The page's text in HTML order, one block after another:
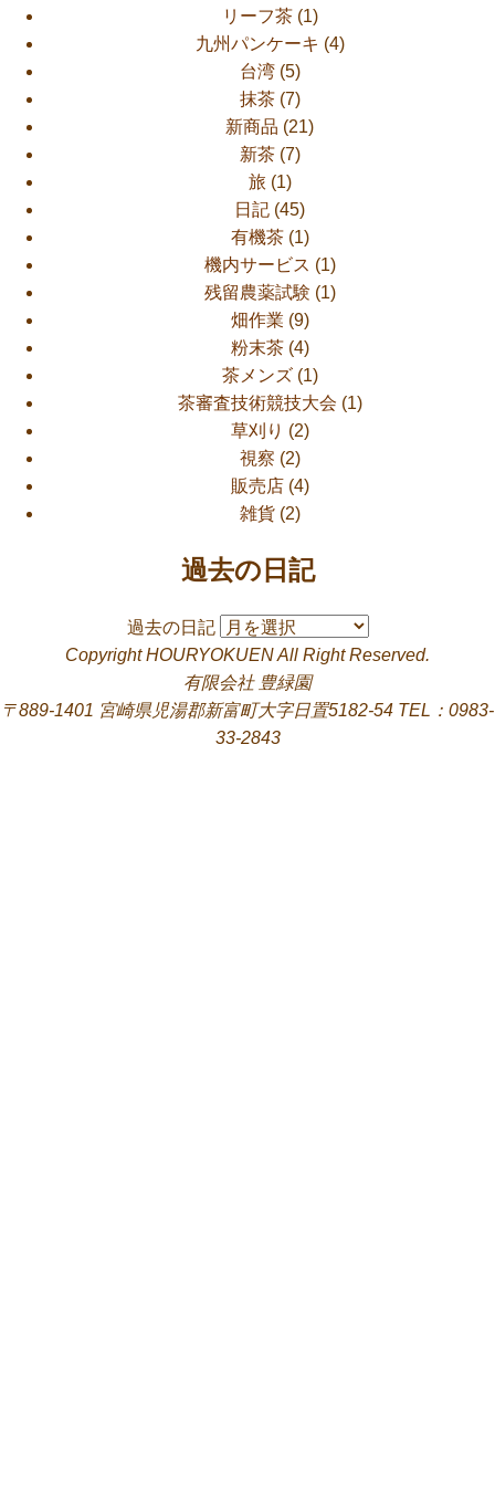
リーフ茶(1)
九州パンケーキ (4)
台湾(5)
抹茶(7)
新商品 (21)
新茶(7)
旅 (1)
日記 (45)
有機茶(1)
機内サービス (1)
残留農薬試験 (1)
畑作業 (9)
粉末茶(4)
茶メンズ(1)
茶審査技術競技大会 (1)
草刈り (2)
視察 (2)
販売店(4)
雑貨(2)
過去の日記
過去の日記
Copyright HOURYOKUEN All Right Reserved.
有限会社 豊緑園
〒889-1401 宮崎県児湯郡新富町大字日置5182-54 TEL：0983-
33-2843